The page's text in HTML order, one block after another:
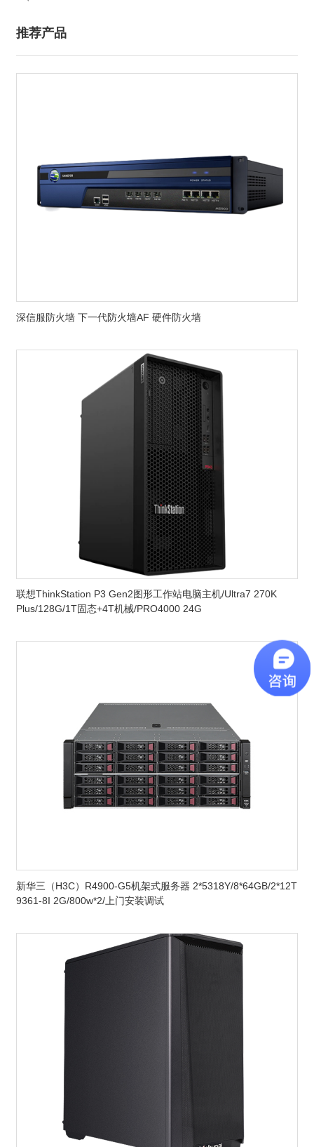
推荐产品
深信服防火墙 下一代防火墙AF 硬件防火墙
联想ThinkStation P3 Gen2图形工作站电脑主机/Ultra7 270K
Plus/128G/1T固态+4T机械/PRO4000 24G
新华三（H3C）R4900-G5机架式服务器 2*5318Y/8*64GB/2*12T
9361-8I 2G/800w*2/上门安装调试